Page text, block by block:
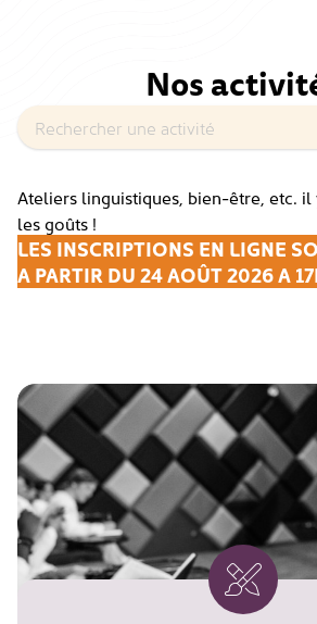
Nos
Ateliers linguistiques, bien-être, etc. il
les goûts !
LES INSCRIPTIONS EN LIGNE
A PARTIR DU 24 AOÛT 2026 A